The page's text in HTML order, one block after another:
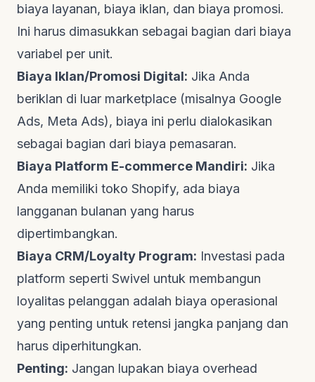
biaya layanan, biaya iklan, dan biaya promosi.
Ini harus dimasukkan sebagai bagian dari biaya
variabel per unit.
Biaya Iklan/Promosi Digital: Jika Anda
beriklan di luar marketplace (misalnya Google
Ads, Meta Ads), biaya ini perlu dialokasikan
sebagai bagian dari biaya pemasaran.
Biaya Platform E-commerce Mandiri: Jika
Anda memiliki toko Shopify, ada biaya
langganan bulanan yang harus
dipertimbangkan.
Biaya CRM/Loyalty Program: Investasi pada
platform seperti Swivel untuk membangun
loyalitas pelanggan adalah biaya operasional
yang penting untuk retensi jangka panjang dan
harus diperhitungkan.
Penting: Jangan lupakan biaya overhead